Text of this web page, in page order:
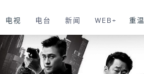
电视 电台 新闻 WEB+ 重温